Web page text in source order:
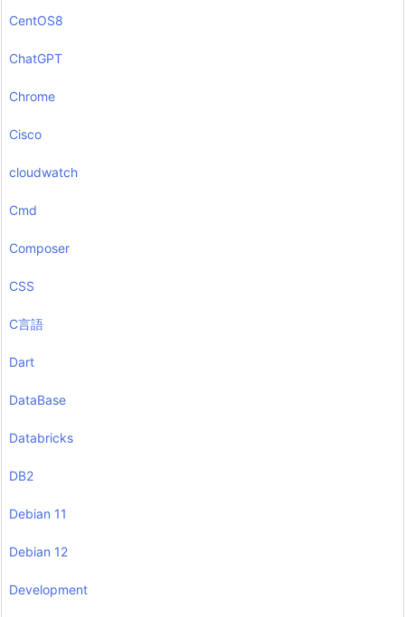
CentOS8
ChatGPT
Chrome
Cisco
cloudwatch
Cmd
Composer
CSS
C言語
Dart
DataBase
Databricks
DB2
Debian 11
Debian 12
Development